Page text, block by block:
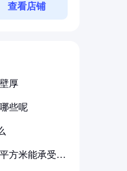
查看店铺
厚
些呢
方米能承受多